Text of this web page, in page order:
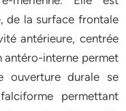
de la surface frontale
antérieure, centrée
antéro-interne permet
ouverture durale se
permettant